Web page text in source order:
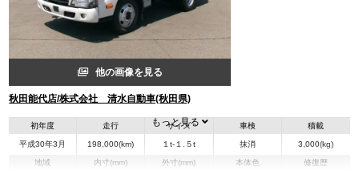
他の画像を見る
秋田能代店/株式会社 清水自動車(秋田県)
初年度
平成30年3月
走行
198,000(km)
サイズ
１t-１.５t
車検
抹消
積載
3,000(kg)
地域 内寸(mm) 外寸(mm) 本体色 修復歴
もっと見る